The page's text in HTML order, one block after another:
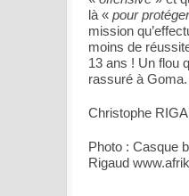
là « pour
mission
moins de
13 ans ! Un flou
rassuré à Goma.
Christophe
Photo : Casque
Rigaud